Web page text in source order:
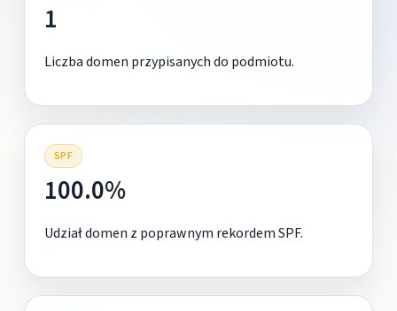
1
Liczba domen przypisanych do podmiotu.
SPF
100.0%
Udział domen z poprawnym rekordem SPF.